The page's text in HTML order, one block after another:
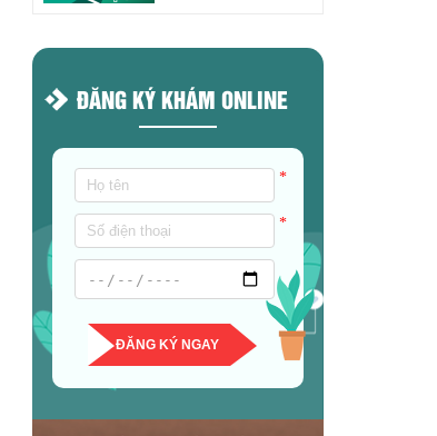
ĐĂNG KÝ KHÁM ONLINE
*
*
ĐĂNG KÝ NGAY